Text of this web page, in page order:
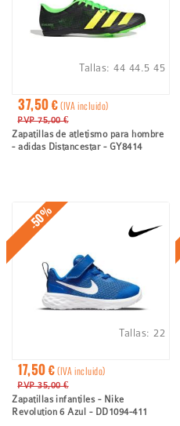
37,50 €(IVA incluido)
PVP 75,00 €
Zapatillas de atletismo para hombre
- adidas Distancestar - GY8414
Tallas:44 44.5 45
-50%
17,50 €(IVA incluido)
PVP 35,00 €
Zapatillas infantiles - Nike
Revolution 6 Azul - DD1094-411
Tallas: 22